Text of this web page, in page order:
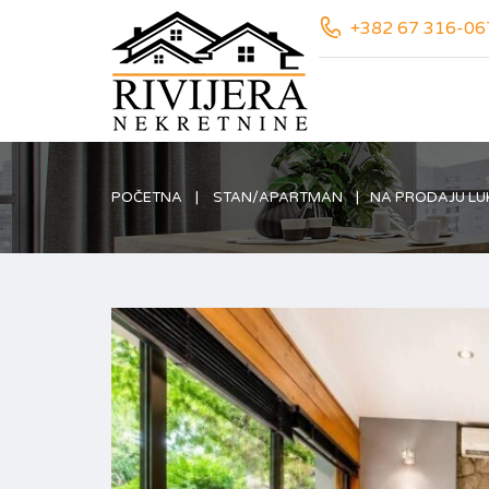
+382 67 316-
POČETNA STAN/APARTMAN NA PRODAJU